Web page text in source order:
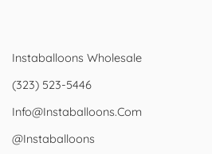
Instaballoons Wholesale
(323) 523-5446
Info@instaballoons.com
@instaballoons